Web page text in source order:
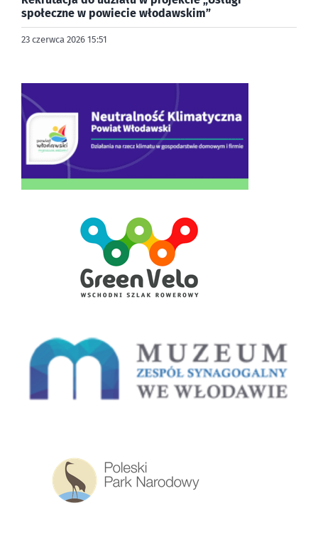
społeczne w powiecie włodawskim”
23 czerwca 2026 15:51